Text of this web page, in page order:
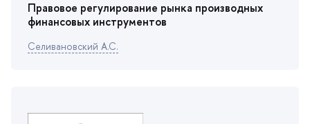
Правовое регулирование рынка производных
финансовых инструменто
Селивановский А.С.